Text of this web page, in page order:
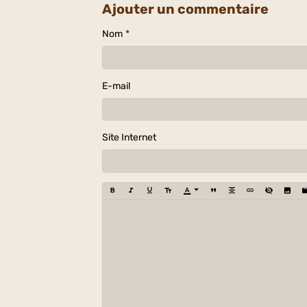
Ajouter un commentaire
Nom
E-mail
Site Internet